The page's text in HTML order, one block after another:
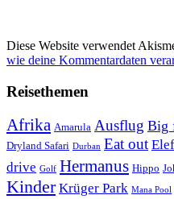
Diese Website verwendet
wie deine Kommentardaten
Reisethemen
Afrika Amarula Ausflug Big
Dryland Safari Durban Eat out
drive Golf Hermanus Hippo
Kinder Krüger Park Mana Pool